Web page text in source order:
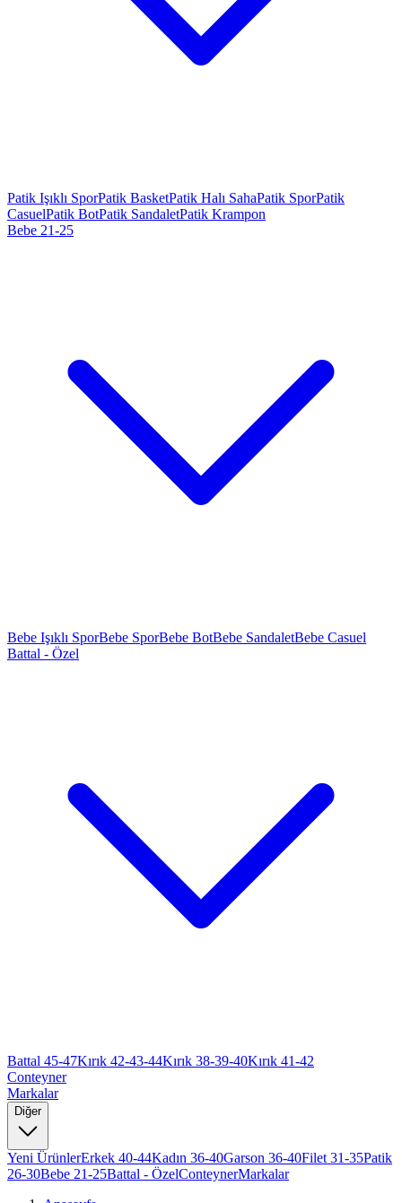
Patik Işıklı SporPatik BasketPatik Halı SahaPatik SporPatik
CasuelPatik BotPatik SandaletPatik Krampon
Bebe 21-25
Bebe Işıklı SporBebe SporBebe BotBebe SandaletBebe Casuel
Battal - Özel
Battal 45-47Kırık 42-43-44Kırık 38-39-40Kırık 41-42
Conteyner
Markalar
Diğer
Yeni ÜrünlerErkek 40-44Kadın 36-40Garson 36-40Filet 31-35Patik
26-30Bebe 21-25Battal - ÖzelConteynerMarkalar